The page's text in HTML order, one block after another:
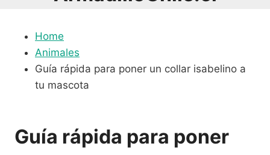
Home
Animales
Guía rápida para poner un collar isabelino a
tu mascota
Guía rápida para poner